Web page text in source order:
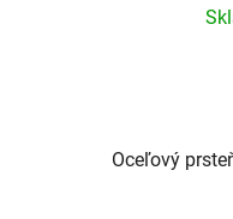
Oceľový